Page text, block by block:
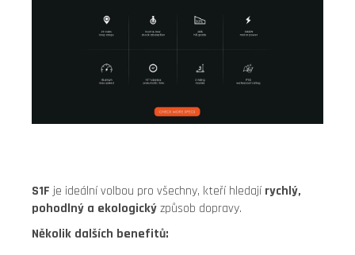
S1F je ideální volbou pro všechny, kteří hledajírychlý,
pohodlný a ekologickýzpůsob dopravy.
Několik dalších benefitů: